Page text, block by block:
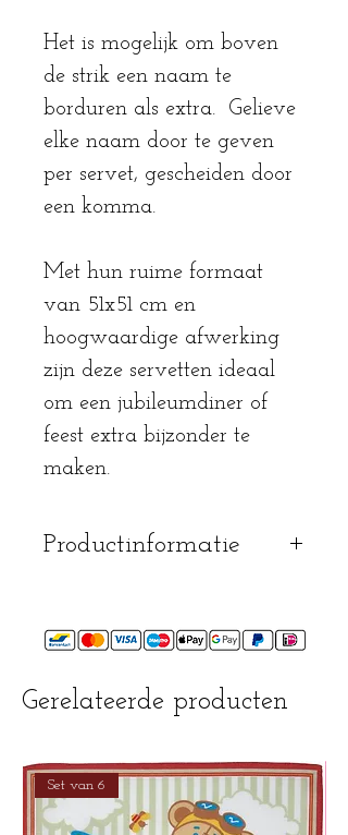
Het is mogelijk om boven
de strik een naam te
borduren als extra. Gelieve
elke naam door te geven
per servet, gescheiden door
een komma.
Met hun ruime formaat
van 51x51 cm en
hoogwaardige afwerking
zijn deze servetten ideaal
om een jubileumdiner of
feest extra bijzonder te
maken.
Productinformatie
worden
Gerelateerde producten
Set van 6